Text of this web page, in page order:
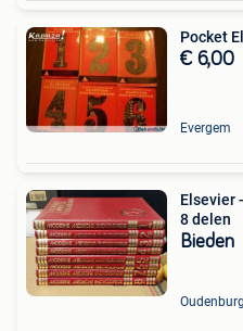
Pocket
€ 6,00
Evergem
Elsevier
8 delen
Bieden
Oudenburg